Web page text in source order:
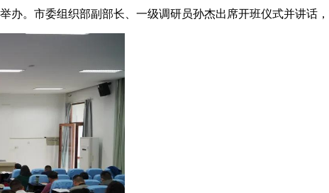
。市委组织部副部长、一级调研员孙杰出席开班仪式并讲话，